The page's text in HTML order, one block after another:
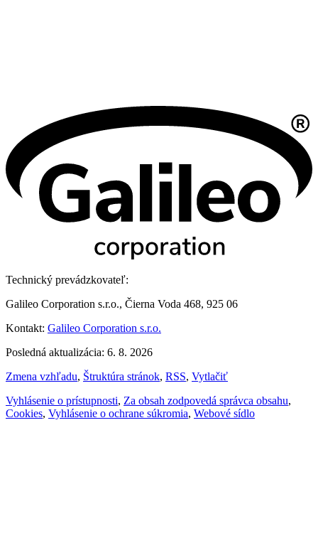
Technický prevádzkovateľ:
Galileo Corporation s.r.o., Čierna Voda 468, 925 06
Kontakt: Galileo Corporation s.r.o.
Posledná aktualizácia: 6. 8. 2026
Zmena vzhľadu, Štruktúra stránok, RSS, Vytlačiť
Vyhlásenie o prístupnosti, Za obsah zodpovedá správca obsahu,
Cookies, Vyhlásenie o ochrane súkromia, Webové sídlo